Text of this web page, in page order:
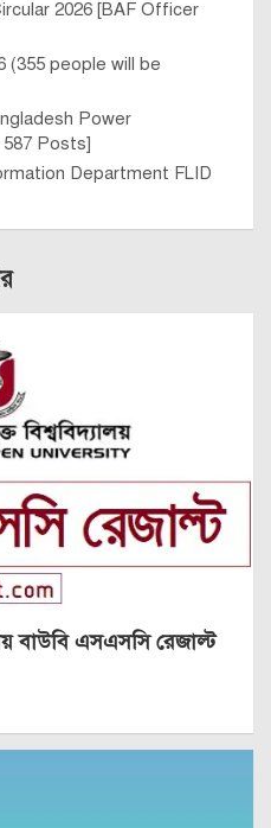
2026 [BAF Officer
(355 people will be
Power
Posts]
Department FLID
বাউবি এসএসসি রেজাল্ট